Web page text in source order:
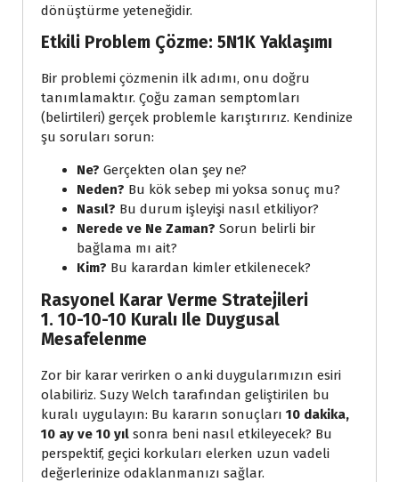
dönüştürme yeteneğidir.
Etkili Problem Çözme: 5N1K Yaklaşımı
Bir problemi çözmenin ilk adımı, onu doğru
tanımlamaktır. Çoğu zaman semptomları
(belirtileri) gerçek problemle karıştırırız. Kendinize
şu soruları sorun:
Ne? Gerçekten olan şey ne?
Neden? Bu kök sebep mi yoksa sonuç mu?
Nasıl? Bu durum işleyişi nasıl etkiliyor?
Nerede ve Ne Zaman? Sorun belirli bir
bağlama mı ait?
Kim? Bu karardan kimler etkilenecek?
Rasyonel Karar Verme Stratejileri
1. 10-10-10 Kuralı Ile Duygusal
Mesafelenme
Zor bir karar verirken o anki duygularımızın esiri
olabiliriz. Suzy Welch tarafından geliştirilen bu
kuralı uygulayın: Bu kararın sonuçları 10 dakika,
10 ay ve 10 yıl sonra beni nasıl etkileyecek? Bu
perspektif, geçici korkuları elerken uzun vadeli
değerlerinize odaklanmanızı sağlar.